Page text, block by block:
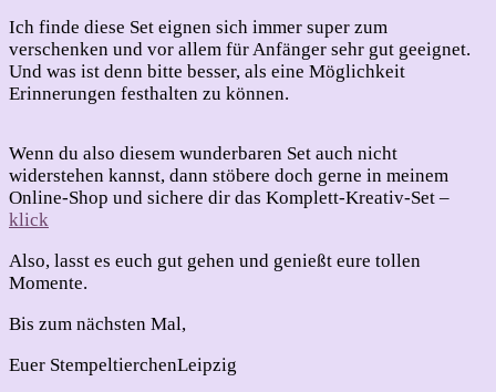
Ich finde diese Set eignen sich immer super zum
verschenken und vor allem für Anfänger sehr gut geeignet.
Und was ist denn bitte besser, als eine Möglichkeit
Erinnerungen festhalten zu können.
Wenn du also diesem wunderbaren Set auch nicht
widerstehen kannst, dann stöbere doch gerne in meinem
Online-Shop und sichere dir das Komplett-Kreativ-Set –
klick
Also, lasst es euch gut gehen und genießt eure tollen
Momente.
Bis zum nächsten Mal,
Euer StempeltierchenLeipzig